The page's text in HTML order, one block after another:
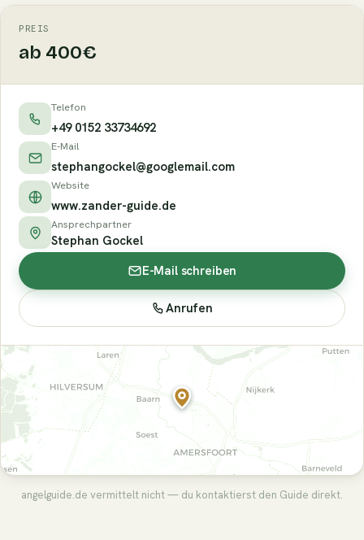
PREIS
ab 400€
Telefon
+49 0152 33734692
E-Mail
stephangockel@googlemail.com
Website
www.zander-guide.de
Ansprechpartner
Stephan Gockel
E-Mail schreiben
Anrufen
angelguide.de vermittelt nicht — du kontaktierst den Guide direkt.